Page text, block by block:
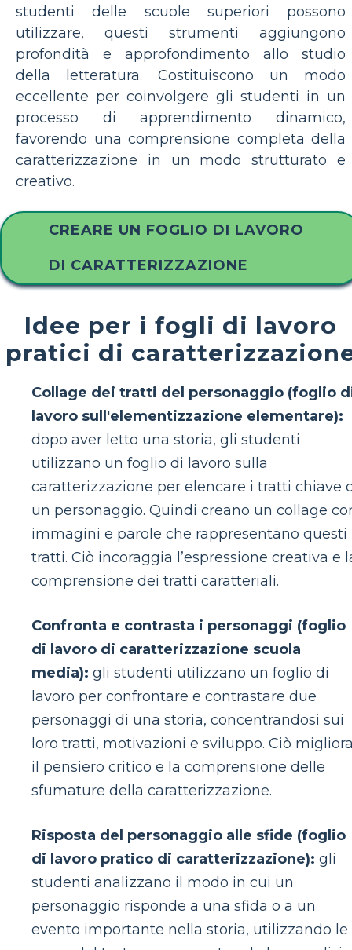
studenti delle scuole superiori possono
utilizzare, questi strumenti aggiungono
profondità e approfondimento allo studio
della letteratura. Costituiscono un modo
eccellente per coinvolgere gli studenti in un
processo di apprendimento dinamico,
favorendo una comprensione completa della
caratterizzazione in un modo strutturato e
creativo.
CREARE UN FOGLIO DI LAVORO
DI CARATTERIZZAZIONE
Idee per i fogli di lavoro
pratici di
Collage dei tratti del personaggio (foglio
lavoro sull'elementizzazione elementare):
dopo aver letto una storia, gli studenti
utilizzano un foglio di lavoro sulla
caratterizzazione per elencare i tratti chiave
un personaggio. Quindi creano un collage
immagini e parole che rappresentano questi
tratti. Ciò incoraggia l’espressione creativa e
comprensione dei tratti caratteriali.
Confronta e contrasta i personaggi (foglio
di lavoro di caratterizzazione scuola
media): gli studenti utilizzano un foglio di
lavoro per confrontare e contrastare due
personaggi di una storia, concentrandosi sui
loro tratti, motivazioni e sviluppo. Ciò
il pensiero critico e la comprensione delle
sfumature della caratterizzazione.
Risposta del personaggio alle sfide (foglio
di lavoro pratico di caratterizzazione): gli
studenti analizzano il modo in cui un
personaggio risponde a una sfida o a un
evento importante nella storia, utilizzando le